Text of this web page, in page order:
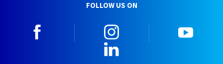
FOLLOW US ON